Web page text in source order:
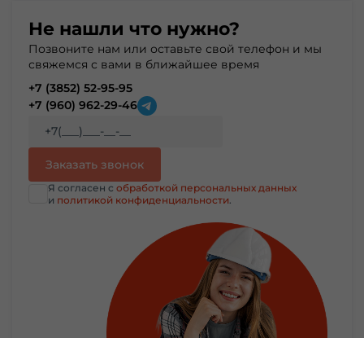
Не нашли что нужно?
Позвоните нам или оставьте свой телефон и мы
свяжемся с вами в ближайшее время
+7 (3852) 52-95-95
+7 (960) 962-29-46
Я согласен с обработкой персональных данных
и политикой конфиденциальности.